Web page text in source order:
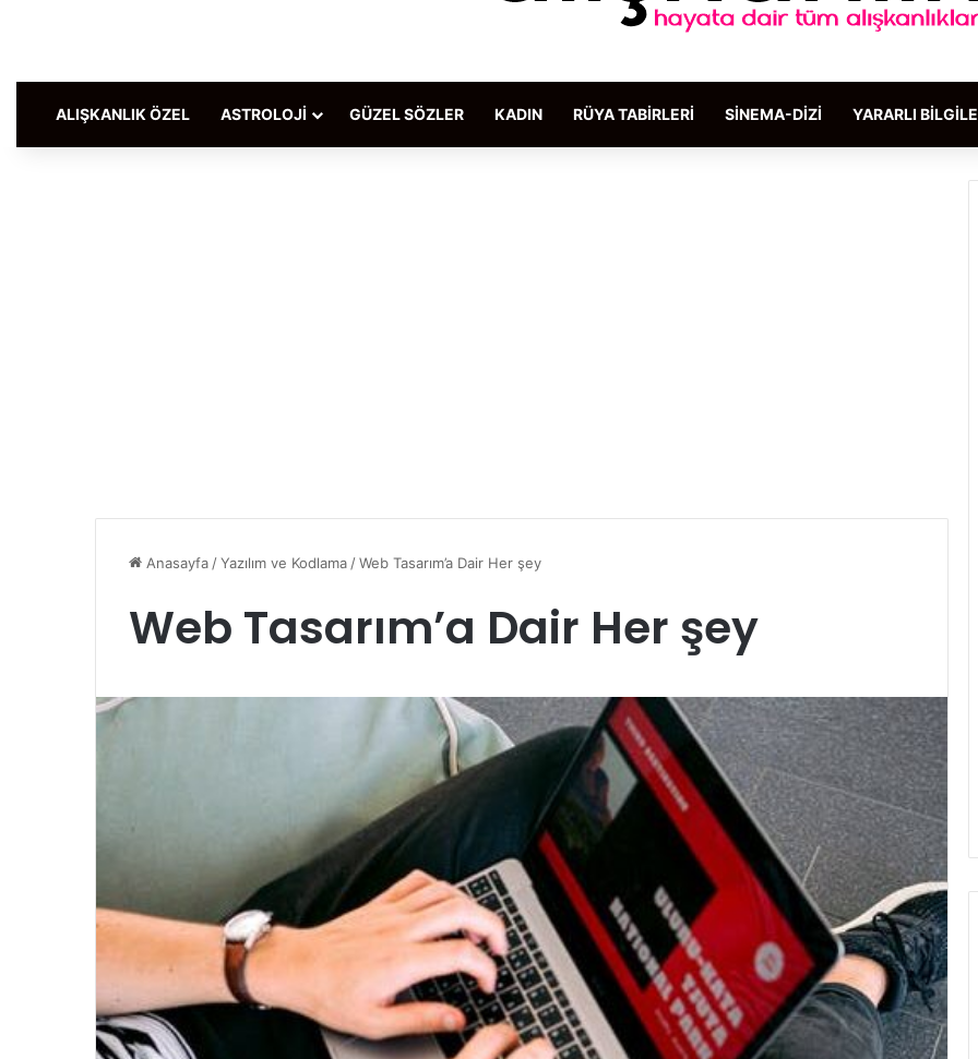
ALIŞKANLIK ÖZEL ASTROLOJI GÜZEL SÖZLER KADIN RÜYA TABIRLERI SINEMA-DIZI YARARLI
Anasayfa /Yazılım ve Kodlama /Web Tasarım’a Dair Her şey
Web Tasarım’a Dair Her şey